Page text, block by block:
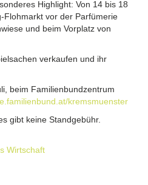
Highlight: Von 14 bis 18
Flohmarkt vor der Parfümerie
und beim Vorplatz von
verkaufen und ihr
beim Familienbundzentrum
kremsmuenster
gibt keine Standgebühr.
Wirtschaft